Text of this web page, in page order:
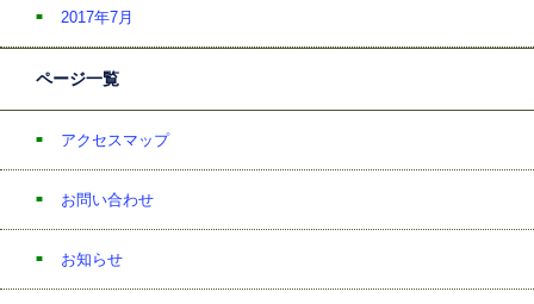
2017年7月
ページ一覧
アクセスマップ
お問い合わせ
お知らせ